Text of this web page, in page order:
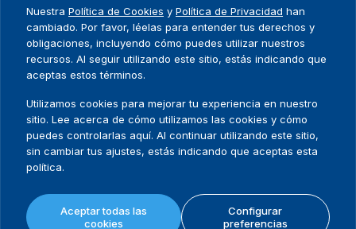
+46 8 698 37 00
Footer
menu
Inicio
Sobre nosotros
Dónde trabajamos
Publicaciones
Datos y herramientas
Projectos
Prensa
Contact
Release Agreement Form
Términos y condiciones
Política de privacidad
Nuestra Política de Cookies y Política de Privacidad han
cambiado. Por favor, léelas para entender tus derechos y
obligaciones, incluyendo cómo puedes utilizar nuestros
recursos. Al seguir utilizando este sitio, estás indicando que
aceptas estos términos.
Utilizamos cookies para mejorar tu experiencia en nuestro
sitio. Lee acerca de cómo utilizamos las cookies y cómo
puedes controlarlas aquí. Al continuar utilizando este sitio,
sin cambiar tus ajustes, estás indicando que aceptas esta
política.
Aceptar todas las
cookies
Configurar
preferencias